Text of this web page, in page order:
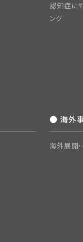
認知症に
ング
● 海外
海外展開